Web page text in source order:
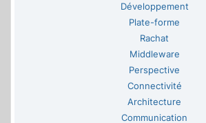
Développement
Plate-forme
Rachat
Middleware
Perspective
Connectivité
Architecture
Communication